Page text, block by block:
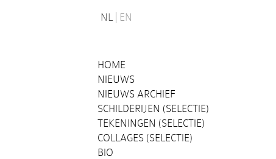
NL EN
HOME
NIEUWS
NIEUWS ARCHIEF
SCHILDERIJEN (SELECTIE)
TEKENINGEN (SELECTIE)
COLLAGES (SELECTIE)
BIO